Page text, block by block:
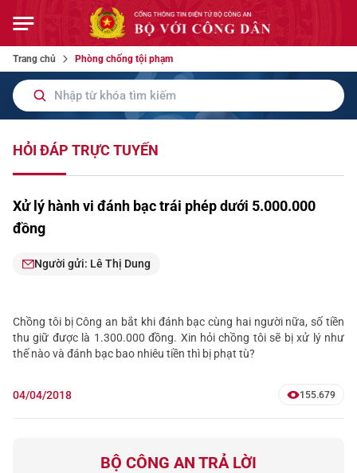
Trang chủ Phòng chống tội phạm
HỎI ĐÁP TRỰC TUYẾN
Xử lý hành vi đánh bạc trái phép dưới 5.000.000
đồng
Người gửi: Lê Thị Dung
Chồng tôi bị Công an bắt khi đánh bạc cùng hai người nữa, số tiền
thu giữ được là 1.300.000 đồng. Xin hỏi chồng tôi sẽ bị xử lý như
thế nào và đánh bạc bao nhiêu tiền thì bị phạt tù?
04/04/2018 155.679
BỘ CÔNG AN TRẢ LỜI